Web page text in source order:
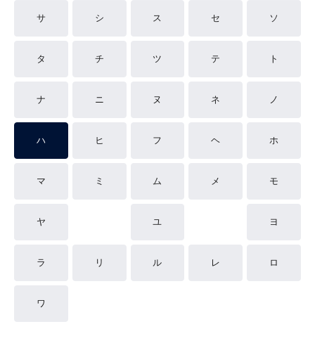
サ シ ス セ ソ
タ チ ツ テ ト
ナ ニ ヌ ネ ノ
ハ ヒ フ ヘ ホ
マ ミ ム メ モ
ヤ ユ ヨ
ラ リ ル レ ロ
ワ